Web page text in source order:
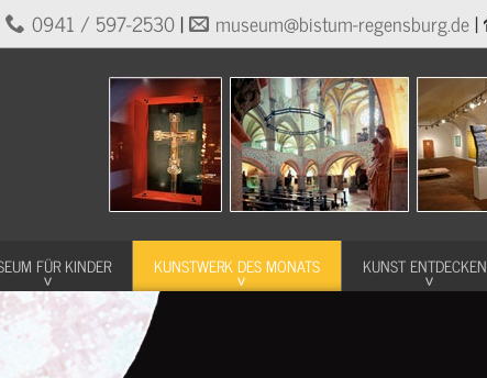
0941 / 597-2530| museum@bistum-regensburg.de|
FÜR KINDER KUNSTWERK DES MONATS KUNST ENTDECKEN